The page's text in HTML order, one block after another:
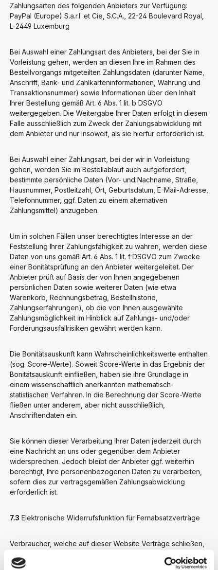
Zahlungsarten des folgenden Anbieters zur Verfügung:
PayPal (Europe) S.a.r.l. et Cie, S.C.A., 22-24 Boulevard Royal,
L-2449 Luxemburg
Bei Auswahl einer Zahlungsart des Anbieters, bei der Sie in
Vorleistung gehen, werden an diesen Ihre im Rahmen des
Bestellvorgangs mitgeteilten Zahlungsdaten (darunter Name,
Anschrift, Bank- und Zahlkarteninformationen, Währung und
Transaktionsnummer) sowie Informationen über den Inhalt
Ihrer Bestellung gemäß Art. 6 Abs. 1 lit. b DSGVO
weitergegeben. Die Weitergabe Ihrer Daten erfolgt in diesem
Falle ausschließlich zum Zweck der Zahlungsabwicklung mit
dem Anbieter und nur insoweit, als sie hierfür erforderlich ist.
Bei Auswahl einer Zahlungsart, bei der wir in Vorleistung
gehen, werden Sie im Bestellablauf auch aufgefordert,
bestimmte persönliche Daten (Vor- und Nachname, Straße,
Hausnummer, Postleitzahl, Ort, Geburtsdatum, E-Mail-Adresse,
Telefonnummer, ggf. Daten zu einem alternativen
Zahlungsmittel) anzugeben.
Um in solchen Fällen unser berechtigtes Interesse an der
Feststellung Ihrer Zahlungsfähigkeit zu wahren, werden diese
Daten von uns gemäß Art. 6 Abs. 1 lit. f DSGVO zum Zwecke
einer Bonitätsprüfung an den Anbieter weitergeleitet. Der
Anbieter prüft auf Basis der von Ihnen angegebenen
persönlichen Daten sowie weiterer Daten (wie etwa
Warenkorb, Rechnungsbetrag, Bestellhistorie,
Zahlungserfahrungen), ob die von Ihnen ausgewählte
Zahlungsmöglichkeit im Hinblick auf Zahlungs- und/oder
Forderungsausfallrisiken gewährt werden kann.
Die Bonitätsauskunft kann Wahrscheinlichkeitswerte enthalten
(sog. Score-Werte). Soweit Score-Werte in das Ergebnis der
Bonitätsauskunft einfließen, haben sie ihre Grundlage in
einem wissenschaftlich anerkannten mathematisch-
statistischen Verfahren. In die Berechnung der Score-Werte
fließen unter anderem, aber nicht ausschließlich,
Anschriftendaten ein.
Sie können dieser Verarbeitung Ihrer Daten jederzeit durch
eine Nachricht an uns oder gegenüber dem Anbieter
widersprechen. Jedoch bleibt der Anbieter ggf. weiterhin
berechtigt, Ihre personenbezogenen Daten zu verarbeiten,
sofern dies zur vertragsgemäßen Zahlungsabwicklung
erforderlich ist.
7.3 Elektronische Widerrufsfunktion für Fernabsatzverträge
Verbraucher, welche auf dieser Website Verträge schließen,
die Möglichkeit, den Widerruf über eine elektronische